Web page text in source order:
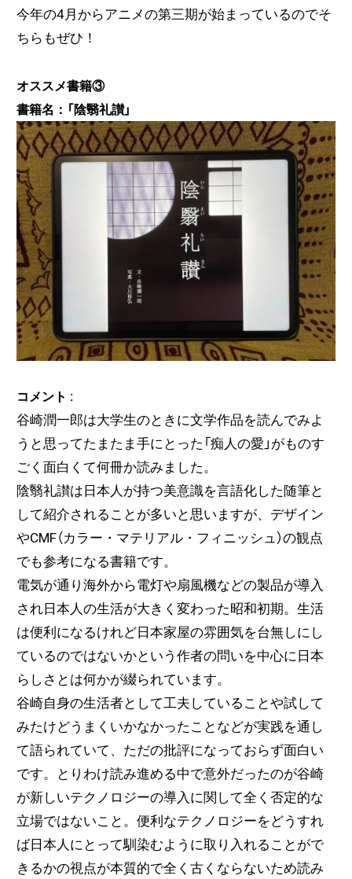
今年の4月からアニメの第三期が始まっているのでそ
ちらもぜひ！
オススメ書籍③
書籍名：「陰翳礼讃」
コメント :
谷崎潤一郎は大学生のときに文学作品を読んでみよ
うと思ってたまたま手にとった「痴人の愛」がものす
ごく面白くて何冊か読みました。
陰翳礼讃は日本人が持つ美意識を言語化した随筆と
して紹介されることが多いと思いますが、デザイン
やCMF（カラー・マテリアル・フィニッシュ）の観点
でも参考になる書籍です。
電気が通り海外から電灯や扇風機などの製品が導入
され日本人の生活が大きく変わった昭和初期。生活
は便利になるけれど日本家屋の雰囲気を台無しにし
ているのではないかという作者の問いを中心に日本
らしさとは何かが綴られています。
谷崎自身の生活者として工夫していることや試して
みたけどうまくいかなかったことなどが実践を通し
て語られていて、ただの批評になっておらず面白い
です。とりわけ読み進める中で意外だったのが谷崎
が新しいテクノロジーの導入に関して全く否定的な
立場ではないこと。便利なテクノロジーをどうすれ
ば日本人にとって馴染むように取り入れることがで
きるかの視点が本質的で全く古くならないため読み